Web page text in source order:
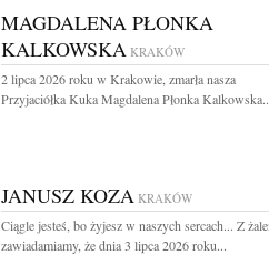
MAGDALENA PŁONKA
KALKOWSKA KRAKÓW
2 lipca 2026 roku w Krakowie, zmarła nasza
Przyjaciółka Kuka Magdalena Płonka
JANUSZ KOZA KRAKÓW
Ciągle jesteś, bo żyjesz w naszych sercach... Z
zawiadamiamy, że dnia 3 lipca 2026 roku...